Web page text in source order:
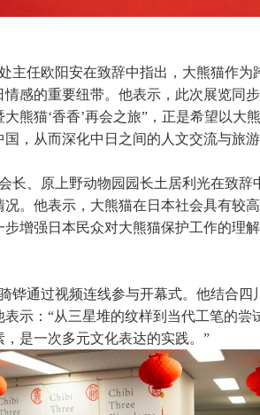
主任欧阳安在致辞中指出，大熊猫作
感的重要纽带。他表示，此次展览同
熊猫‘香香’再会之旅”，正是希望以大
国，从而深化中日之间的人文交流与旅
长、原上野动物园园长土居利光在致
。他表示，大熊猫在日本社会具有较
增强日本民众对大熊猫保护工作的理
铧通过视频连线参与开幕式。他结合
示：“从三星堆的纹样到当代工笔的尝
是一次多元文化表达的实践。”